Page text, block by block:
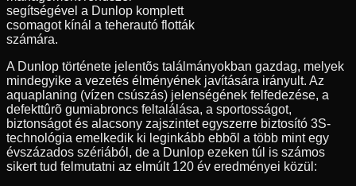
segítségével a Dunlop komplett
csomagot kínál a teherautó flották
számára.
A Dunlop története jelentõs találmányokban gazdag, melyek
mindegyike a vezetés élményének javítására irányult. Az
aquaplaning (vízen csúszás) jelenségének felfedezése, a
defekttûrõ gumiabroncs feltalálása, a sportosságot,
biztonságot és alacsony zajszintet egyszerre biztosító 3S-
technológia emelkedik ki leginkább ebbõl a több mint egy
évszázados szériából, de a Dunlop ezeken túl is számos
sikert tud felmutatni az elmúlt 120 év eredményei közül: